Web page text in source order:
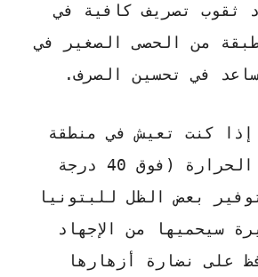
ثقوب تصريف كافية في
من الحصى الصغير في
في تحسين الصرف.
كنت تعيش في منطقة
ذات صيف شديد الحرارة (فوق 40 درجة
بعض الظل للبتونيا
سيحميها من الإجهاد
على نضارة أزهارها